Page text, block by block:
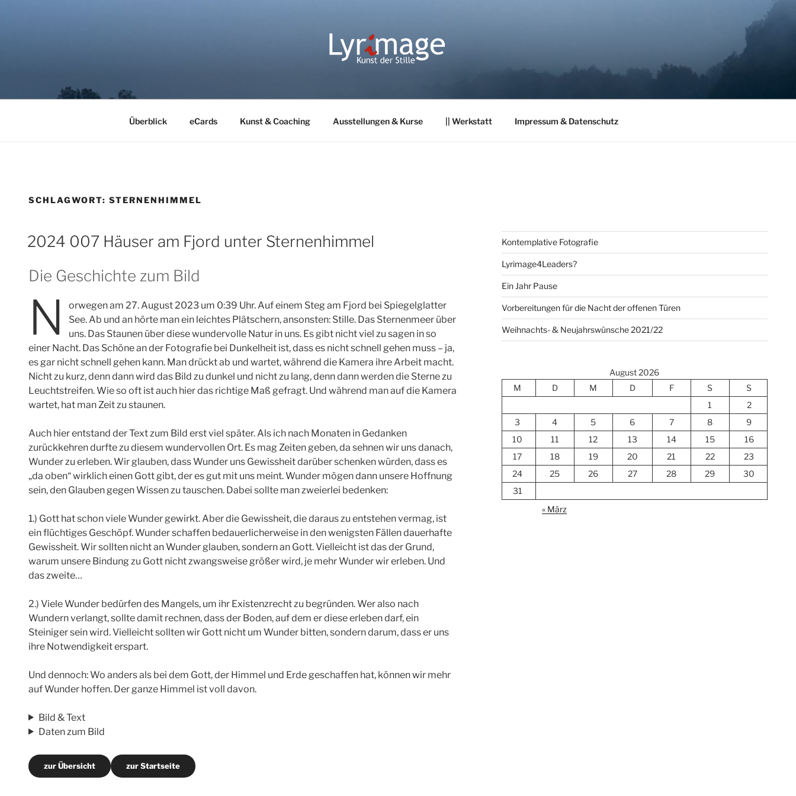
LYRIMAGE
Überblick eCards Kunst & Coaching Ausstellungen & Kurse || Werkstatt Impressum & Datenschutz
SCHLAGWORT: STERNENHIMMEL
2024 007 Häuser am Fjord unter Sternenhimmel
Die Geschichte zum Bild
N
orwegen am 27. August 2023 um 0:39 Uhr. Auf einem Steg am Fjord bei Spiegelglatter
See. Ab und an hörte man ein leichtes Plätschern, ansonsten: Stille. Das Sternenmeer über
uns. Das Staunen über diese wundervolle Natur in uns. Es gibt nicht viel zu sagen in so
einer Nacht. Das Schöne an der Fotografie bei Dunkelheit ist, dass es nicht schnell gehen muss – ja,
es gar nicht schnell gehen kann. Man drückt ab und wartet, während die Kamera ihre Arbeit macht.
Nicht zu kurz, denn dann wird das Bild zu dunkel und nicht zu lang, denn dann werden die Sterne zu
Leuchtstreifen. Wie so oft ist auch hier das richtige Maß gefragt. Und während man auf die Kamera
wartet, hat man Zeit zu staunen.
Auch hier entstand der Text zum Bild erst viel später. Als ich nach Monaten in Gedanken
zurückkehren durfte zu diesem wundervollen Ort. Es mag Zeiten geben, da sehnen wir uns danach,
Wunder zu erleben. Wir glauben, dass Wunder uns Gewissheit darüber schenken würden, dass es
„da oben“ wirklich einen Gott gibt, der es gut mit uns meint. Wunder mögen dann unsere Hoffnung
sein, den Glauben gegen Wissen zu tauschen. Dabei sollte man zweierlei bedenken:
1.) Gott hat schon viele Wunder gewirkt. Aber die Gewissheit, die daraus zu entstehen vermag, ist
ein flüchtiges Geschöpf. Wunder schaffen bedauerlicherweise in den wenigsten Fällen dauerhafte
Gewissheit. Wir sollten nicht an Wunder glauben, sondern an Gott. Vielleicht ist das der Grund,
warum unsere Bindung zu Gott nicht zwangsweise größer wird, je mehr Wunder wir erleben. Und
das zweite…
2.) Viele Wunder bedürfen des Mangels, um ihr Existenzrecht zu begründen. Wer also nach
Wundern verlangt, sollte damit rechnen, dass der Boden, auf dem er diese erleben darf, ein
Steiniger sein wird. Vielleicht sollten wir Gott nicht um Wunder bitten, sondern darum, dass er uns
ihre Notwendigkeit erspart.
Und dennoch: Wo anders als bei dem Gott, der Himmel und Erde geschaffen hat, können wir mehr
auf Wunder hoffen. Der ganze Himmel ist voll davon.
Bild & Text
Daten zum Bild
zur Übersicht zur Startseite
Kontemplative Fotografie
Lyrimage4Leaders?
Ein Jahr Pause
Vorbereitungen für die Nacht der offenen Türen
Weihnachts- & Neujahrswünsche 2021/22
August 2026
M
D M D F S
S
1
2
3
4 5 6 7 8
9
10
11 12 13 14 15
16
17
18 19 20 21 22
23
24
25 26 27 28 29
30
31
« März